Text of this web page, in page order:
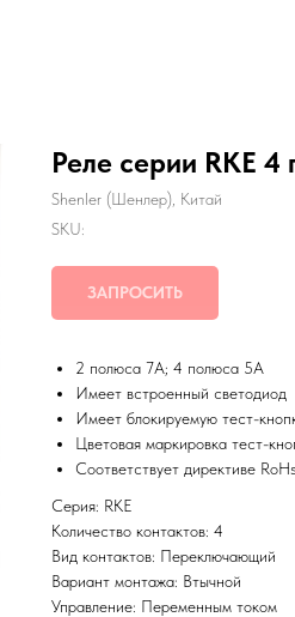
Реле серии RKE
Shenler (Шенлер), Китай
SKU:
ЗАПРОСИТЬ
2 полюса 7A; 4 полюса 5А
Имеет встроенный светодиод
Имеет блокируемую тест-
Цветовая маркировка тест-
Соответствует директиве
Серия: RKE
Количество контактов: 4
Вид контактов: Переключающий
Вариант монтажа: Втычной
Управление: Переменным током